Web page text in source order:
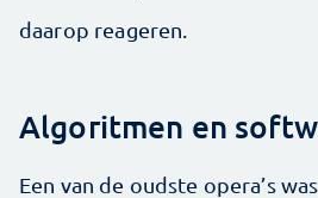
daarop reageren.
Algoritmen en
Een van de oudste opera’s